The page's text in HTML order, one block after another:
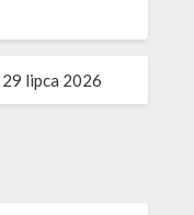
29 lipca 2026